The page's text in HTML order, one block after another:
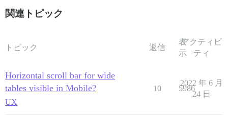
関連トピック
トピック 返信
表
示
アクティビ
ティ
Horizontal scroll bar for wide
tables visible in Mobile?
UX
10 5986
2022 年 6 月
24 日